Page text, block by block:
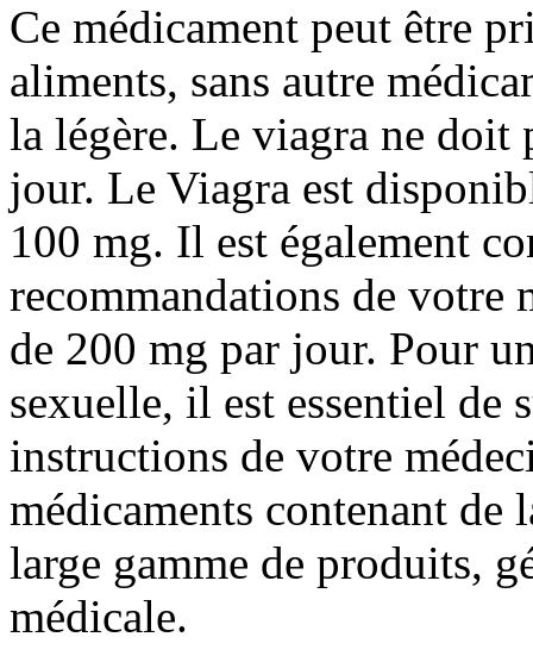
Ce médicament peut être
aliments, sans autre
la légère. Le viagra ne doit
jour. Le Viagra est
100 mg. Il est également
recommandations de votre
de 200 mg par jour. Pour
sexuelle, il est essentiel de
instructions de votre
médicaments contenant de
large gamme de produits,
médicale.